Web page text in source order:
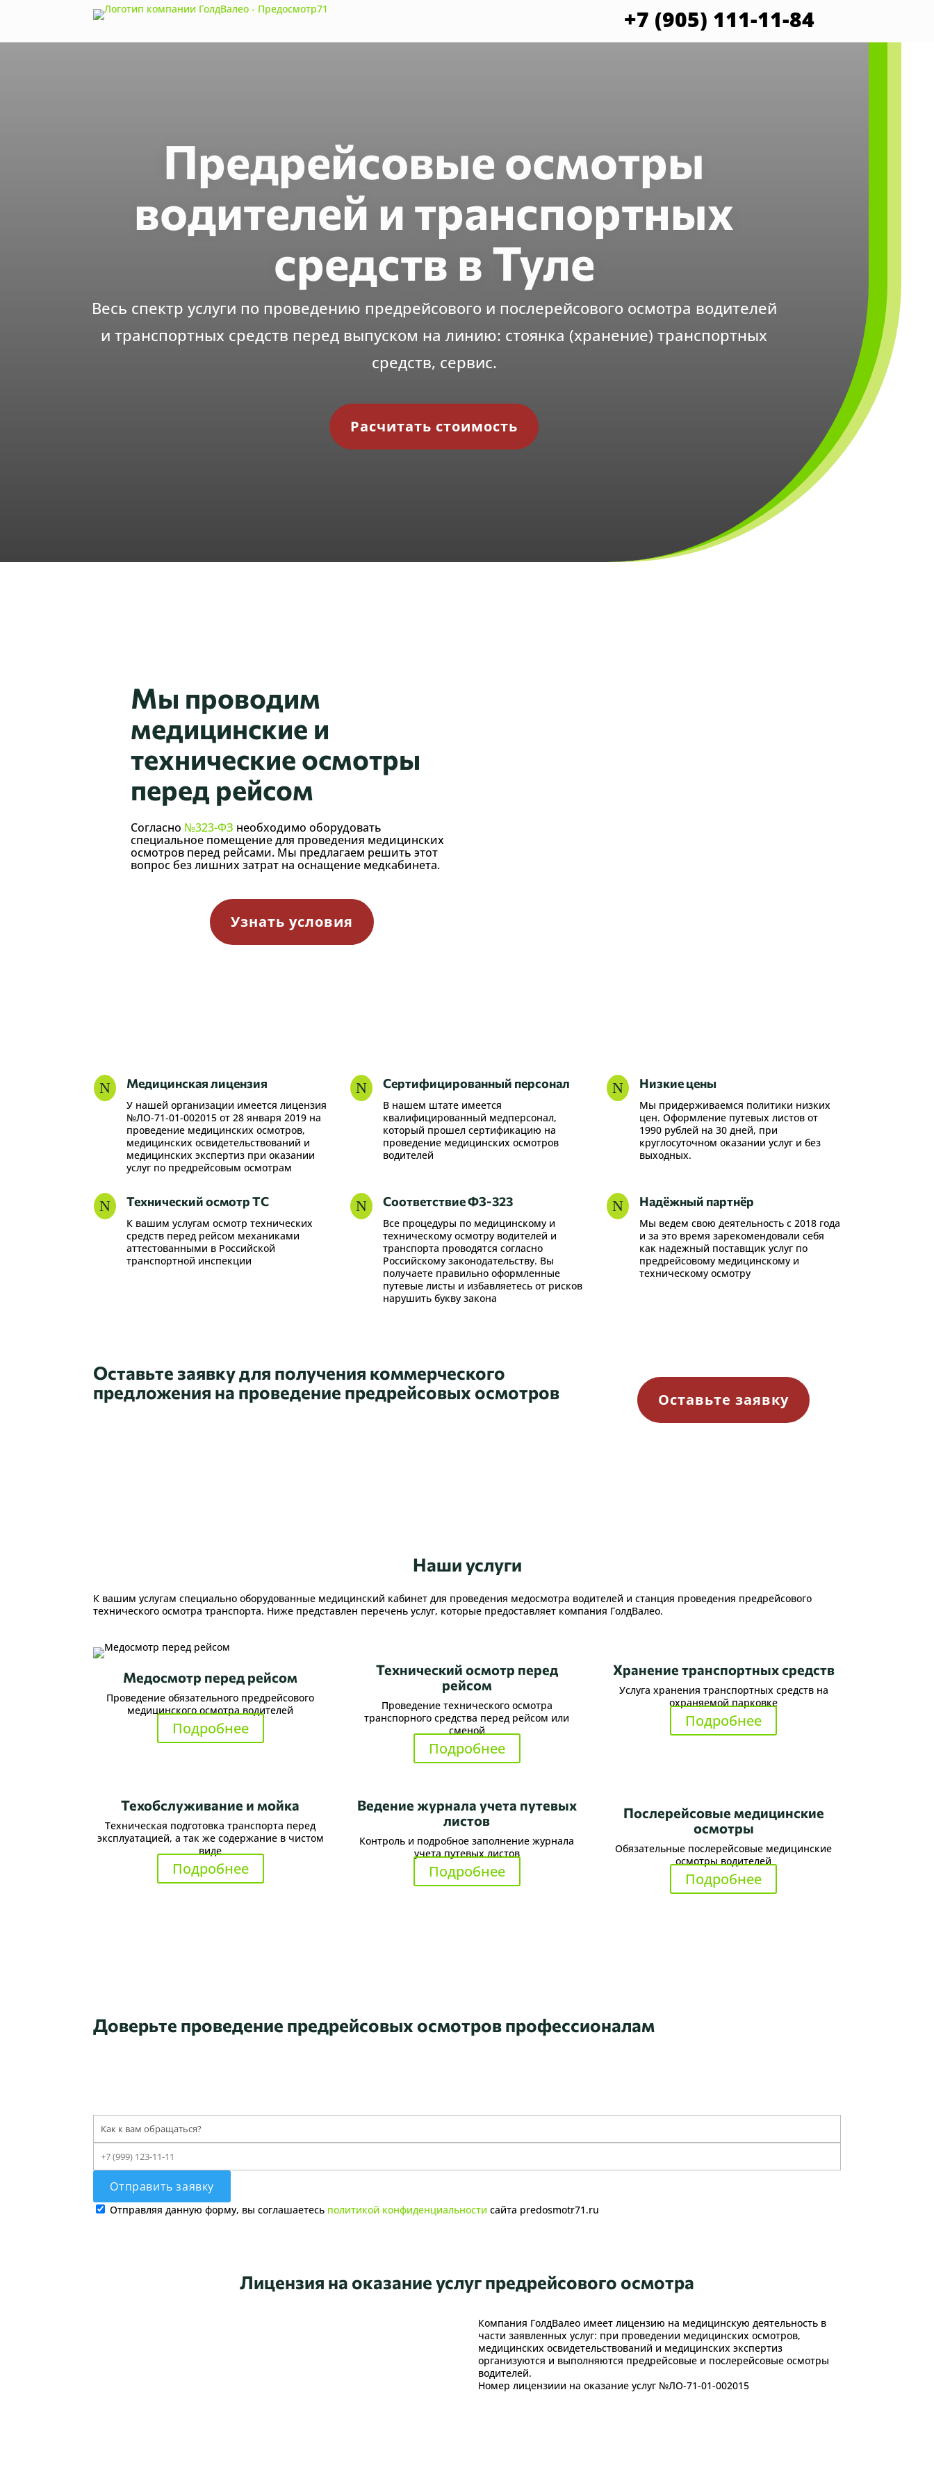
+7 (905) 111-11-84
Предрейсовые осмотры
водителей и транспортных
средств в Туле
Весь спектр услуги по проведению предрейсового и послерейсового осмотра водителей
и транспортных средств перед выпуском на линию: стоянка (хранение) транспортных
средств, сервис.
Расчитать стоимость
Мы проводим
медицинские и
технические осмотры
перед рейсом
Согласно №323-ФЗ необходимо оборудовать
специальное помещение для проведения медицинских
осмотров перед рейсами. Мы предлагаем решить этот
вопрос без лишних затрат на оснащение медкабинета.
Узнать условия
N Медицинская лицензия
У нашей организации имеется лицензия
№ЛО-71-01-002015 от 28 января 2019 на
проведение медицинских осмотров,
медицинских освидетельствований и
медицинских экспертиз при оказании
услуг по предрейсовым осмотрам
N Сертифицированный персонал
В нашем штате имеется
квалифицированный медперсонал,
который прошел сертификацию на
проведение медицинских осмотров
водителей
N Низкие цены
Мы придерживаемся политики низких
цен. Оформление путевых листов от
1990 рублей на 30 дней, при
круглосуточном оказании услуг и без
выходных.
N Технический осмотр ТС
К вашим услугам осмотр технических
средств перед рейсом механиками
аттестованными в Российской
транспортной инспекции
N Соответствие ФЗ-323
Все процедуры по медицинскому и
техническому осмотру водителей и
транспорта проводятся согласно
Российскому законодательству. Вы
получаете правильно оформленные
путевые листы и избавляетесь от рисков
нарушить букву закона
N Надёжный партнёр
Мы ведем свою деятельность с 2018 года
и за это время зарекомендовали себя
как надежный поставщик услуг по
предрейсовому медицинскому и
техническому осмотру
Оставьте заявку для получения коммерческого
предложения на проведение предрейсовых осмотров
Оставьте заявку
Наши услуги
К вашим услугам специально оборудованные медицинский кабинет для проведения медосмотра водителей и станция проведения предрейсового
технического осмотра транспорта. Ниже представлен перечень услуг, которые предоставляет компания ГолдВалео.
Медосмотр перед рейсом
Проведение обязательного предрейсового
медицинского осмотра водителей
Подробнее
Технический осмотр перед
рейсом
Проведение технического осмотра
транспорного средства перед рейсом или
сменой
Подробнее
Хранение транспортных средств
Услуга хранения транспортных средств на
охраняемой парковке
Подробнее
Техобслуживание и мойка
Техническая подготовка транспорта перед
эксплуатацией, а так же содержание в чистом
виде
Подробнее
Ведение журнала учета путевых
листов
Контроль и подробное заполнение журнала
учета путевых листов
Подробнее
Послерейсовые медицинские
осмотры
Обязательные послерейсовые медицинские
осмотры водителей
Подробнее
Доверьте проведение предрейсовых осмотров профессионалам
Отправляя данную форму, вы соглашаетесь политикой конфиденциальности сайта predosmotr71.ru
Лицензия на оказание услуг предрейсового осмотра
Компания ГолдВалео имеет лицензию на медицинскую деятельность в
части заявленных услуг: при проведении медицинских осмотров,
медицинских освидетельствований и медицинских экспертиз
организуются и выполняются предрейсовые и послерейсовые осмотры
водителей.
Номер лицензиии на оказание услуг №ЛО-71-01-002015